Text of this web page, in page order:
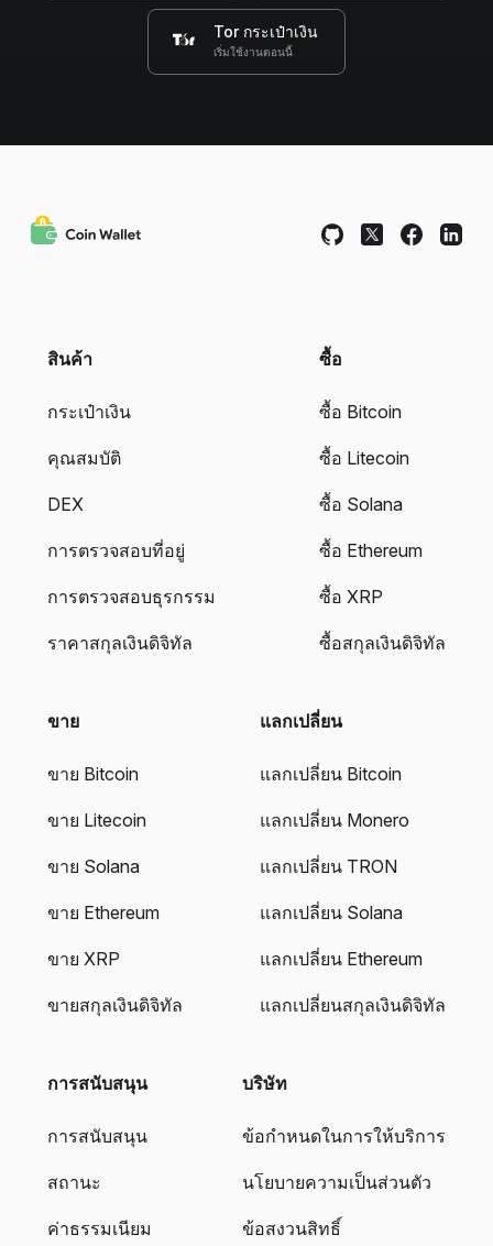
Tor กระเป๋าเงิน
เริ่มใช้งานตอนนี้
สินค้า
กระเป๋าเงิน
คุณสมบัติ
DEX
การตรวจสอบที่อยู่
การตรวจสอบธุรกรรม
ราคาสกุลเงินดิจิทัล
ซื้อ
ซื้อ Bitcoin
ซื้อ Litecoin
ซื้อ Solana
ซื้อ Ethereum
ซื้อ XRP
ซื้อสกุลเงินดิจิทัล
ขาย
ขาย Bitcoin
ขาย Litecoin
ขาย Solana
ขาย Ethereum
ขาย XRP
ขายสกุลเงินดิจิทัล
แลกเปลี่ยน
แลกเปลี่ยน Bitcoin
แลกเปลี่ยน Monero
แลกเปลี่ยน TRON
แลกเปลี่ยน Solana
แลกเปลี่ยน Ethereum
แลกเปลี่ยนสกุลเงินดิจิทัล
การสนับสนุน
การสนับสนุน
สถานะ
ค่าธรรมเนียม
บริษัท
ข้อกำหนดในการให้บริการ
นโยบายความเป็นส่วนตัว
ข้อสงวนสิทธิ์